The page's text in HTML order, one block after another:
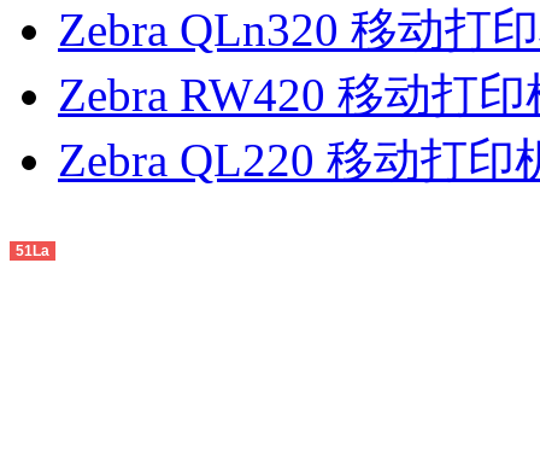
Zebra QLn320 移动打
Zebra RW420 移动打印
Zebra QL220 移动打印
51La